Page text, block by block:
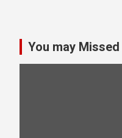
You may Missed